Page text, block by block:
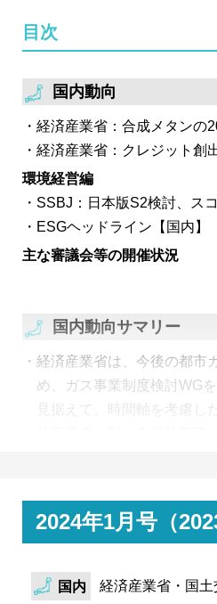
事業者が国内でCCS事業
関する許可制度等の導入を
経済産業省は、「令和6年
光の買取価格・入札上限価
日本卸電力取引所は、
表。FIT非化石証書につい
った。非FIT非化石証書は
る方針を提示。また金融庁
目次
国内動向
経済産業省：合成メタンの
経済産業省：クレジット創
環境経営編
SSBJ：日本版S2検討、ス
ESGヘッドライン【国内】
主な審議会等の開催状況
国内動向サマリー
経済産業省は、今後の都市
め、ガス事業制度検討WG
見据えて、時間軸を考慮
ネガティブエミッション市
を開催。特にクレジット
サステナビリティ基準委員
2024年1月号（
国内 経済産業省・国